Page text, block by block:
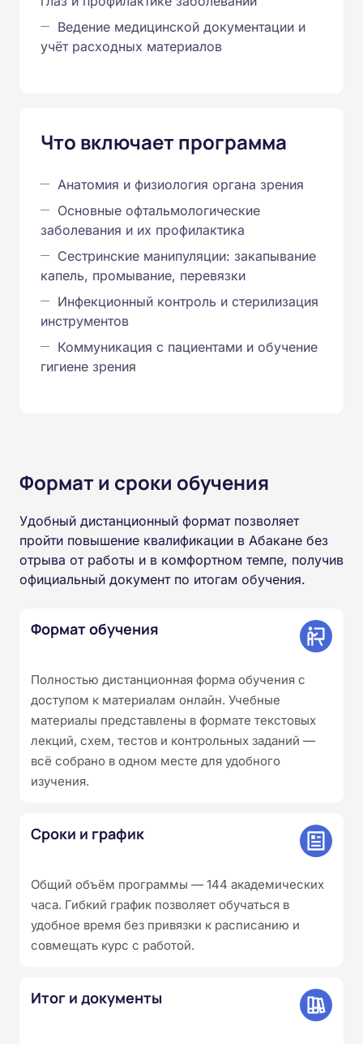
Ведение медицинской документации и
учёт расходных материалов
Что включает программа
Анатомия и физиология органа зрения
Основные офтальмологические
заболевания и их профилактика
Сестринские манипуляции: закапывание
капель, промывание, перевязки
Инфекционный контроль и стерилизация
инструментов
Коммуникация с пациентами и обучение
гигиене зрения
Формат и сроки обучения
Удобный дистанционный формат позволяет
пройти повышение квалификации в Абакане без
отрыва от работы и в комфортном темпе, получив
официальный документ по итогам обучения.
Формат обучения
Полностью дистанционная форма обучения с
доступом к материалам онлайн. Учебные
материалы представлены в формате текстовых
лекций, схем, тестов и контрольных заданий —
всё собрано в одном месте для удобного
изучения.
Сроки и график
Общий объём программы — 144 академических
часа. Гибкий график позволяет обучаться в
удобное время без привязки к расписанию и
совмещать курс с работой.
Итог и документы